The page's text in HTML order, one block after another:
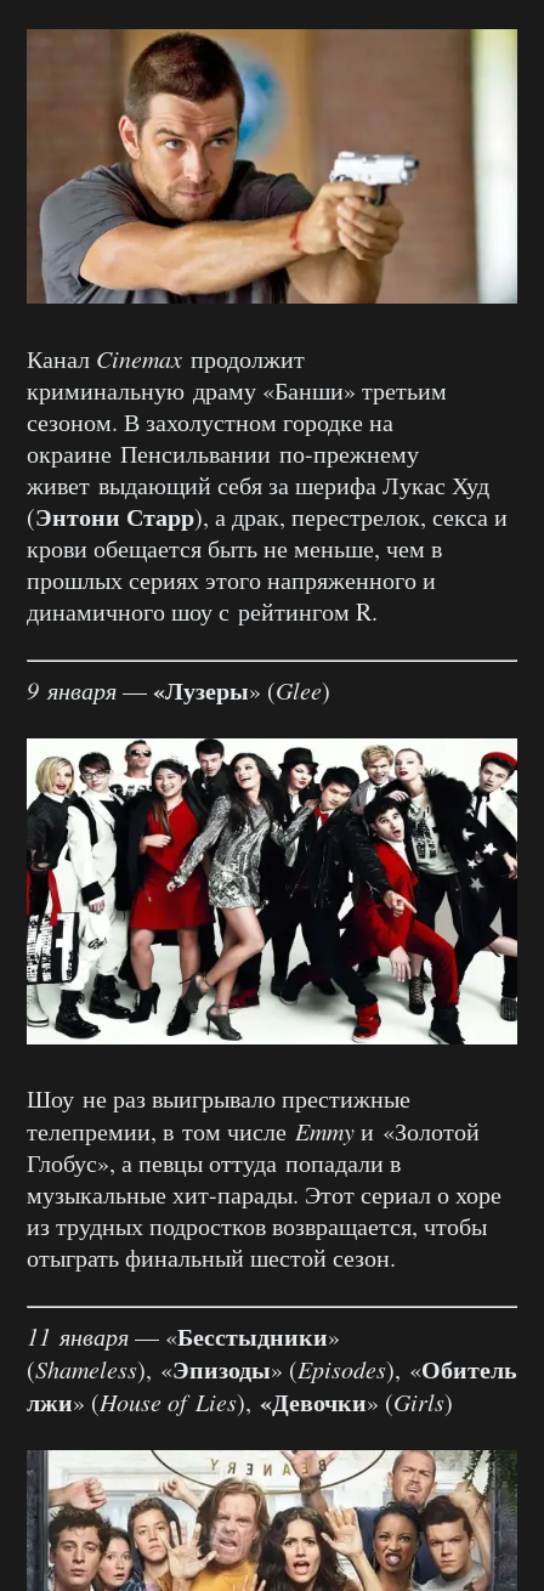
Канал Cinemax продолжит
криминальную драму «Банши» третьим
сезоном. В захолустном городке на
окраине Пенсильвании по-прежнему
живет выдающий себя за шерифа Лукас Худ
(Энтони Старр), а драк, перестрелок, секса и
крови обещается быть не меньше, чем в
прошлых сериях этого напряженного и
динамичного шоу с рейтингом R.
9 января—«Лузеры» (Glee)
Шоу не раз выигрывало престижные
телепремии, в том числе Emmyи «Золотой
Глобус», а певцы оттуда попадали в
музыкальные хит-парады. Этот сериал о хоре
из трудных подростков возвращается, чтобы
отыграть финальный шестой сезон.
11 января— «Бесстыдники»
(Shameless), «Эпизоды» (Episodes), «Обитель
лжи» (House of Lies), «Девочки» (Girls)